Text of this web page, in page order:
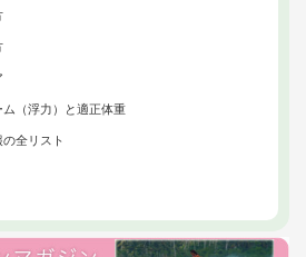
（浮力）と適正体重
全リスト